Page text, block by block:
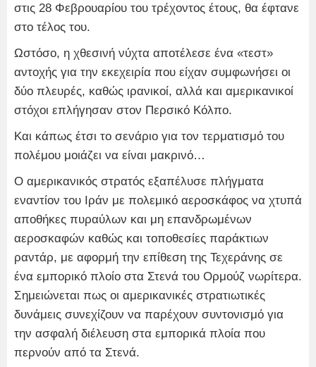
στις 28 Φεβρουαρίου του τρέχοντος έτους, θα έφτανε
στο τέλος του.
Ωστόσο, η χθεσινή νύχτα αποτέλεσε ένα «τεστ»
αντοχής για την εκεχειρία που είχαν συμφωνήσει οι
δύο πλευρές, καθώς ιρανικοί, αλλά και αμερικανικοί
στόχοι επλήγησαν στον Περσικό Κόλπο.
Και κάπως έτσι το σενάριο για τον τερματισμό του
πολέμου μοιάζει να είναι μακρινό…
Ο αμερικανικός στρατός εξαπέλυσε πλήγματα
εναντίον του Ιράν με πολεμικό αεροσκάφος να χτυπά
αποθήκες πυραύλων και μη επανδρωμένων
αεροσκαφών καθώς και τοποθεσίες παράκτιων
ραντάρ, με αφορμή την επίθεση της Τεχεράνης σε
ένα εμπορικό πλοίο στα Στενά του Ορμούζ νωρίτερα.
Σημειώνεται πως οι αμερικανικές στρατιωτικές
δυνάμεις συνεχίζουν να παρέχουν συντονισμό για
την ασφαλή διέλευση στα εμπορικά πλοία που
περνούν από τα Στενά.